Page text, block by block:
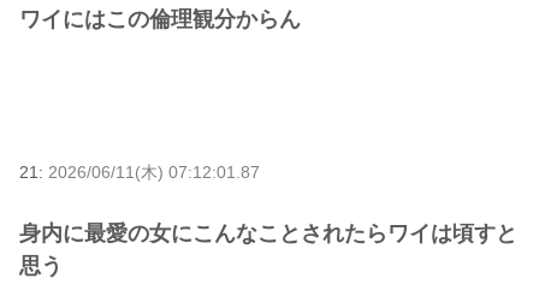
ワイにはこの倫理観分からん
21: 2026/06/11(木) 07:12:01.87
身内に最愛の女にこんなことされたらワイは頃すと
思う